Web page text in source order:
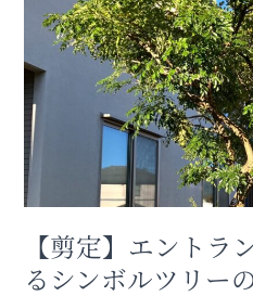
【剪定】エントラ
るシンボルツリー
ス
を
美
し
く
整
ン